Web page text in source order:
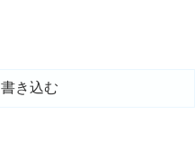
き込む